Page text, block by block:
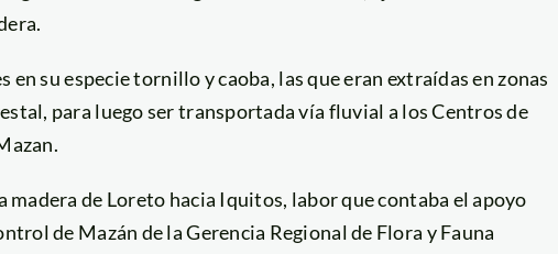
su especie tornillo y caoba, las que eran extraídas en zonas
para luego ser transportada vía fluvial a los Centros de
madera de Loreto hacia Iquitos, labor que contaba el apoyo
de Mazán de la Gerencia Regional de Flora y Fauna